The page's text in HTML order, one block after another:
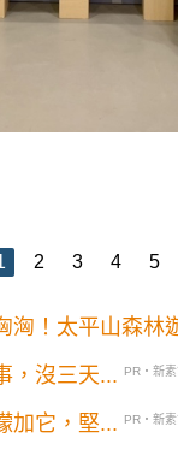
2 3 4 5
洶！太平山森林
，沒三天...
PR・新
加它，堅... PR・新